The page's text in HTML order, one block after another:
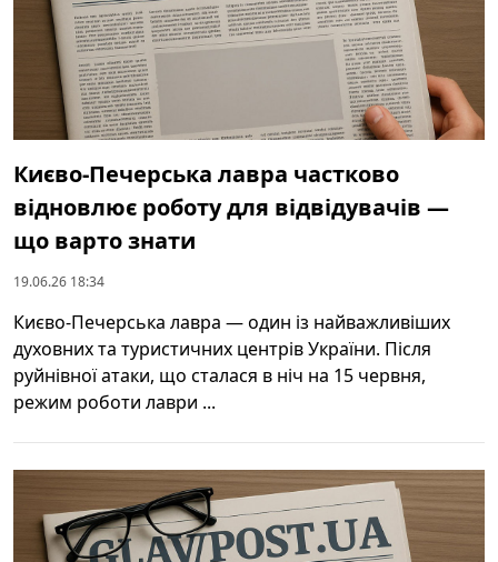
Києво-Печерська лавра частково
відновлює роботу для відвідувачів —
що варто знати
19.06.26 18:34
Києво-Печерська лавра — один із найважливіших
духовних та туристичних центрів України. Після
руйнівної атаки, що сталася в ніч на 15 червня,
режим роботи лаври ...